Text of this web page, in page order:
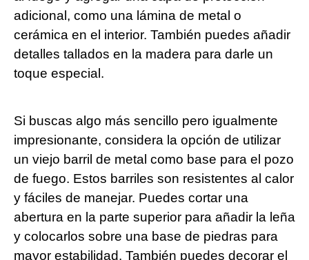
adicional, como una lámina de metal o
cerámica en el interior. También puedes añadir
detalles tallados en la madera para darle un
toque especial.
Si buscas algo más sencillo pero igualmente
impresionante, considera la opción de utilizar
un viejo barril de metal como base para el pozo
de fuego. Estos barriles son resistentes al calor
y fáciles de manejar. Puedes cortar una
abertura en la parte superior para añadir la leña
y colocarlos sobre una base de piedras para
mayor estabilidad. También puedes decorar el